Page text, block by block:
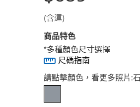
(含運)
商品特色
*多種顏色尺寸選擇
尺碼指南
Select product
請點擊顏色，看更多照片: